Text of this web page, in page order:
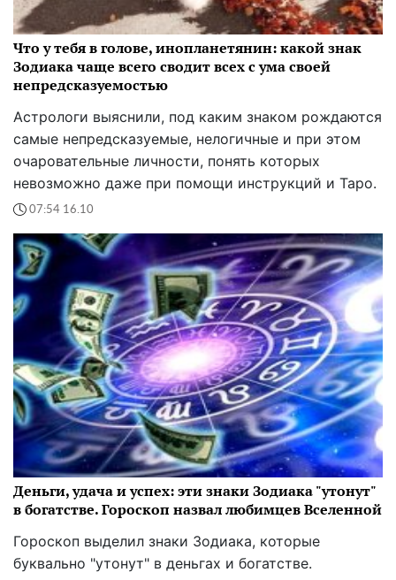
Что у тебя в голове, инопланетянин: какой знак
Зодиака чаще всего сводит всех с ума своей
непредсказуемостью
Астрологи выяснили, под каким знаком рождаются
самые непредсказуемые, нелогичные и при этом
очаровательные личности, понять которых
невозможно даже при помощи инструкций и Таро.
07:54 16.10
Деньги, удача и успех: эти знаки Зодиака "утонут"
в богатстве. Гороскоп назвал любимцев Вселенной
Гороскоп выделил знаки Зодиака, которые
буквально "утонут" в деньгах и богатстве.